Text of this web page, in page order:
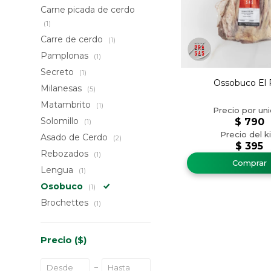
Ossobuco El
$ 395
$ 790
Carne picada de cerdo
(1)
Carre de cerdo (1)
Pamplonas (1)
Secreto (1)
Milanesas (5)
Matambrito (1)
Solomillo (1)
Asado de Cerdo (2)
Rebozados (1)
Lengua (1)
Osobuco (1)
Brochettes (1)
Precio ($)